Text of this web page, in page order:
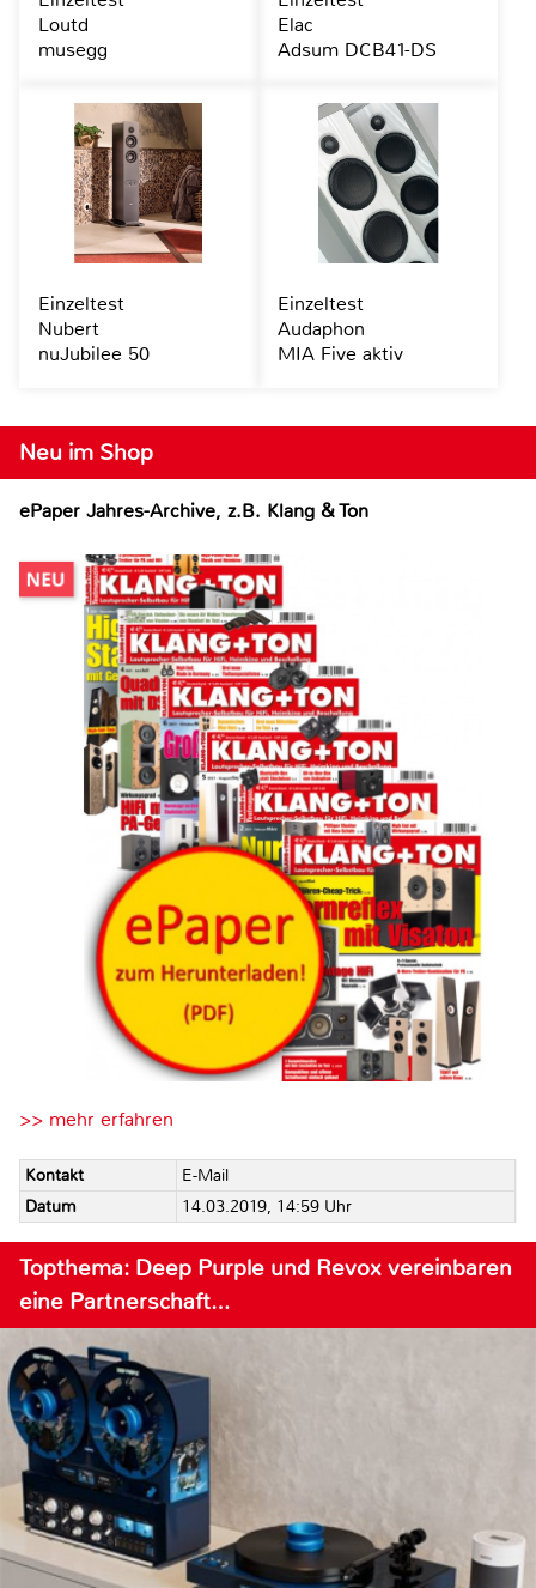
Neu im Shop
ePaper Jahres-Archive, z.B. Klang & Ton
>> mehr erfahren
Kontakt
E-Mail
Datum
14.03.2019, 14:59 Uhr
Topthema: Deep Purple und Revox vereinbaren
eine Partnerschaft…
Loutd
musegg
Elac
Adsum DCB41-DS
Einzeltest
Nubert
nuJubilee 50
Einzeltest
Audaphon
MIA Five aktiv